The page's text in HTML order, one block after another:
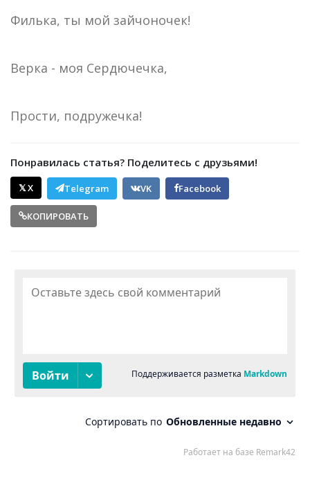
Филька, ты мой зайчоночек!
Верка - моя Сердючечка,
Прости, подружечка!
Понравилась статья? Поделитесь с друзьями!
𝕏 X Telegram VK Facebook
КОПИРОВАТЬ